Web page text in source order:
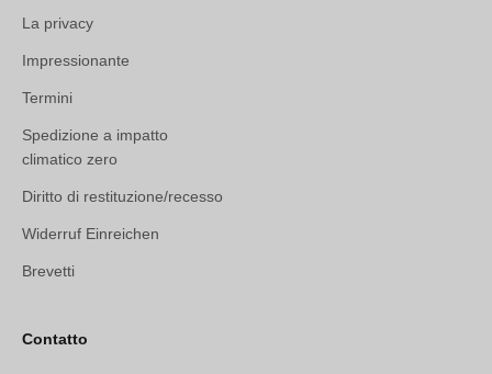
La privacy
Impressionante
Termini
Spedizione a impatto
climatico zero
Diritto di restituzione/recesso
Widerruf Einreichen
Brevetti
Contatto